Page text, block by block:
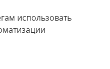
использовать